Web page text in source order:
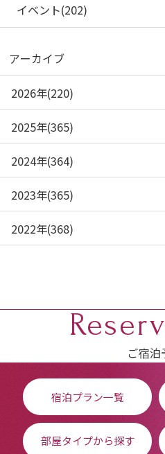
イベント(202)
アーカイブ
2026年(220)
2025年(365)
2024年(364)
2023年(365)
2022年(368)
ご宿泊
宿泊プラン一覧
部屋タイプから探す